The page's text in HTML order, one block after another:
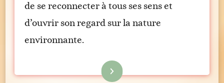
de se reconnecter à tous ses sens et
d’ouvrir son regard sur la nature
environnante.
Lire la suite